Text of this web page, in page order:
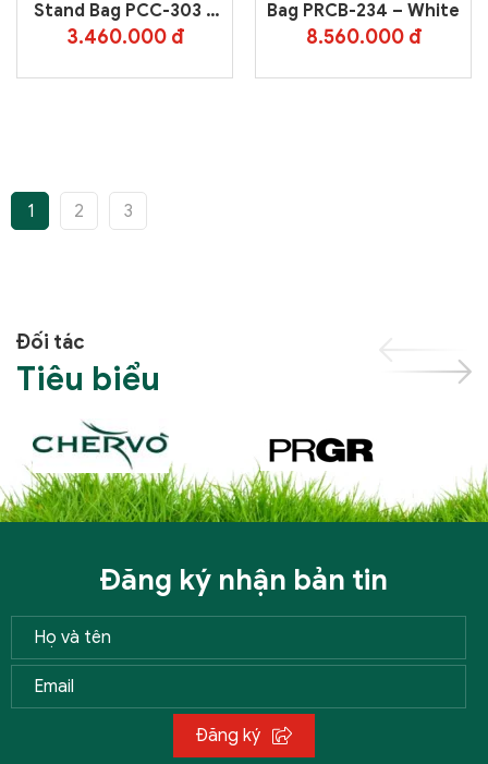
Stand Bag PCC-303 –
White
3.460.000 đ
Bag PRCB-234 – White
8.560.000 đ
1 2 3
Đối tác
Tiêu biểu
Đăng ký nhận bản tin
Đăng ký